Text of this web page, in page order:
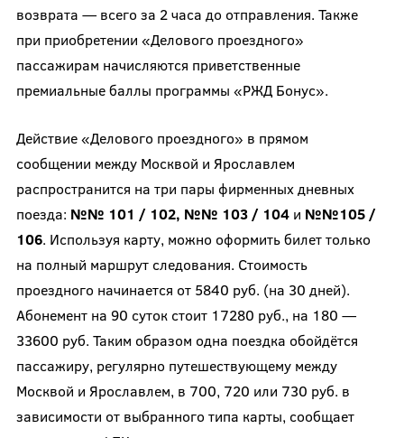
возврата — всего за 2 часа до отправления. Также
при приобретении «Делового проездного»
пассажирам начисляются приветственные
премиальные баллы программы «РЖД Бонус».
Действие «Делового проездного» в прямом
сообщении между Москвой и Ярославлем
распространится на три пары фирменных дневных
поезда: №№ 101 / 102, №№ 103 / 104и №№105 /
106. Используя карту, можно оформить билет только
на полный маршрут следования. Стоимость
проездного начинается от 5840 руб. (на 30 дней).
Абонемент на 90 суток стоит 17280 руб., на 180 —
33600 руб. Таким образом одна поездка обойдётся
пассажиру, регулярно путешествующему между
Москвой и Ярославлем, в 700, 720 или 730 руб. в
зависимости от выбранного типа карты, сообщает